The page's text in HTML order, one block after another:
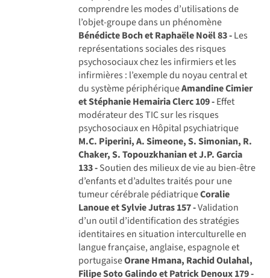
comprendre les modes d’utilisations de
l’objet-groupe dans un phénomène
Bénédicte Boch et Raphaële Noël83 -Les
représentations sociales des risques
psychosociaux chez les infirmiers et les
infirmières : l’exemple du noyau central et
du système périphériqueAmandine Cimier
et Stéphanie Hemairia Clerc109 -Effet
modérateur des TIC sur les risques
psychosociaux en Hôpital psychiatrique
M.C. Piperini, A. Simeone, S. Simonian, R.
Chaker, S. Topouzkhanian et J.P. Garcia
133 -Soutien des milieux de vie au bien-être
d’enfants et d’adultes traités pour une
tumeur cérébrale pédiatriqueCoralie
Lanoue et Sylvie Jutras157 -Validation
d’un outil d’identification des stratégies
identitaires en situation interculturelle en
langue française, anglaise, espagnole et
portugaiseOrane Hmana, Rachid Oulahal,
Filipe Soto Galindo et Patrick Denoux179 -